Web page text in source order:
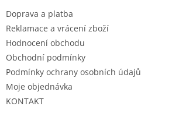
Doprava a platba
Reklamace a vrácení zboží
Hodnocení obchodu
Obchodní podmínky
Podmínky ochrany osobních údajů
Moje objednávka
KONTAKT